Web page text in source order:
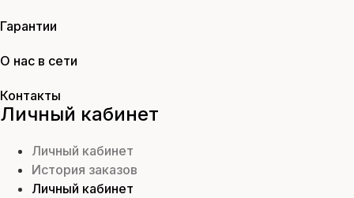
Гарантии
О нас в сети
Контакты
Личный кабинет
Личный кабинет
История заказов
Личный кабинет